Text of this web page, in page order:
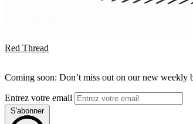
Red Thread
Coming soon: Don’t miss out on our new
Entrez votre email
S'abonner